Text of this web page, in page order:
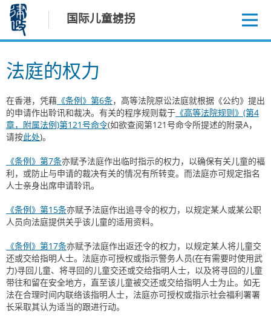
容
国际儿童掳拐
法庭的权力
在香港，凭藉 《条例》第6条，高等法院原讼法庭就根据《公约》提出
的申请作出聆讯和裁决。有关的程序规则载于 《高等法院规则》(第4
章，附属法例)第121号命令(如欲查阅第121号命令所提述的附录A，
请按此处)。
《条例》第7条亦赋予法庭作出临时指示的权力，以确保有关儿童的褔
利，或防止与申请的裁决有关的情况有所转变。而法庭亦可规定指名
人士亲身出席申请聆讯。
《条例》第15条亦赋予法庭作出追寻令的权力，以规定某人或某公职
人员向法庭提供关乎该儿童的适用资料。
《条例》第17条亦赋予法庭作出返还令的权力，以规定某人将儿童交
还或交给指明人士。法庭亦可授权或指示警务人员(在有需要时使用武
力)寻回儿童、将寻回的儿童交还或交给指明人士，以及将寻回的儿童
带往和留在安全地方，直至该儿童被交还或交给指明人士为止。如无
法在合理时间内联络该指明人士，法庭亦可授权或指示社会福利署署
长采取其认为适当的跟进行动。